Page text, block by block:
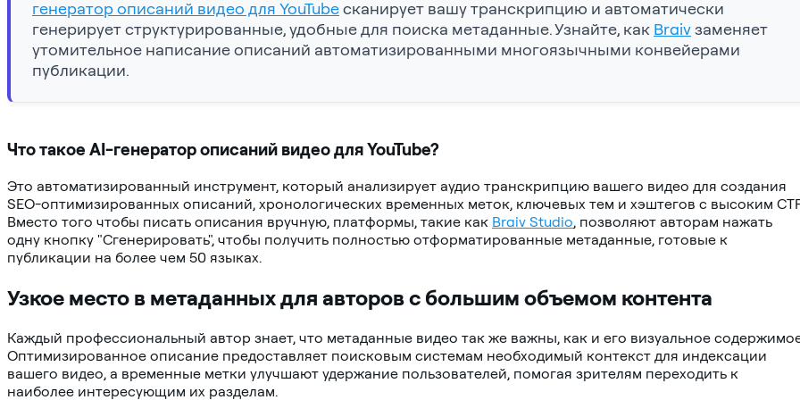
генератор описаний видео для YouTubeсканирует вашу транскрипцию и автоматически
генерирует структурированные, удобные для поиска метаданные. Узнайте, как Braivзаменяет
утомительное написание описаний автоматизированными многоязычными конвейерами
публикации.
Что такое AI-генератор описаний видео для YouTube?
Это автоматизированный инструмент, который анализирует аудио транскрипцию вашего видео для создания
SEO-оптимизированных описаний, хронологических временных меток, ключевых тем и хэштегов с высоким
Вместо того чтобы писать описания вручную, платформы, такие как Braiv Studio, позволяют авторам нажать
одну кнопку "Сгенерировать", чтобы получить полностью отформатированные метаданные, готовые к
публикации на более чем 50 языках.
Узкое место в метаданных для авторов с большим объемом контента
Каждый профессиональный автор знает, что метаданные видео так же важны, как и его визуальное
Оптимизированное описание предоставляет поисковым системам необходимый контекст для индексации
вашего видео, а временные метки улучшают удержание пользователей, помогая зрителям переходить к
наиболее интересующим их разделам.